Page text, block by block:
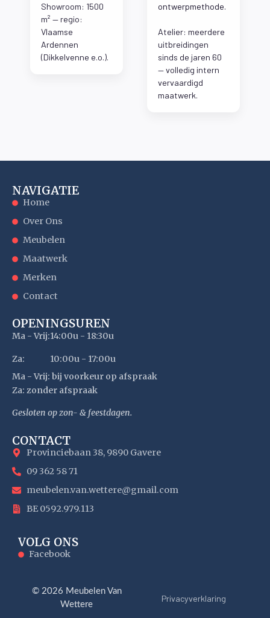
Showroom: 1500
m² — regio:
Vlaamse
Ardennen
(Dikkelvenne e.o.).
ontwerpmethode.
Atelier: meerdere
uitbreidingen
sinds de jaren 60
— volledig intern
vervaardigd
maatwerk.
NAVIGATIE
Home
Over Ons
Meubelen
Maatwerk
Merken
Contact
OPENINGSUREN
Ma - Vrij:
Za:
14:00u - 18:30u
10:00u - 17:00u
Ma - Vrij: bij voorkeur op afspraak
Za: zonder afspraak
Gesloten op zon- & feestdagen.
CONTACT
Provinciebaan 38, 9890 Gavere
09 362 58 71
meubelen.van.wettere@gmail.com
BE 0592.979.113
VOLG ONS
Facebook
© 2026 Meubelen Van
Wettere
Privacyverklaring